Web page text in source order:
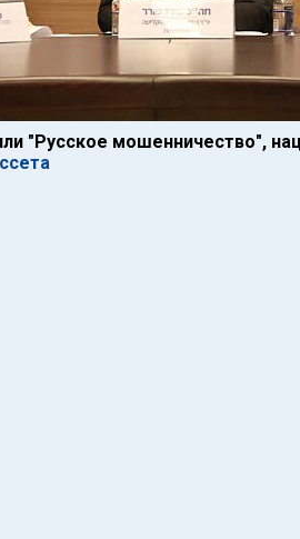
"Русское мошенничество",